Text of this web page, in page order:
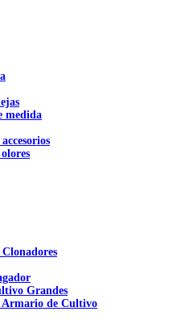
medida
para Cultivo de
Grandes
Armario de Cultivo